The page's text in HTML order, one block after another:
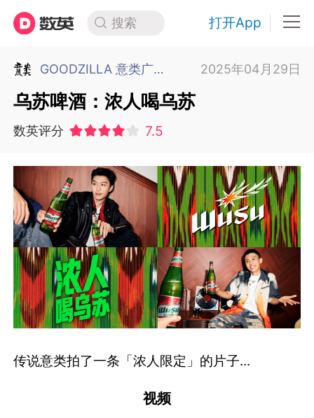
搜索 打开App
GOODZILLA 意类广告 上海 2025年04月29日
乌苏啤酒：浓人喝乌苏
数英评分 7.5
传说意类拍了一条「浓人限定」的片子...
视频